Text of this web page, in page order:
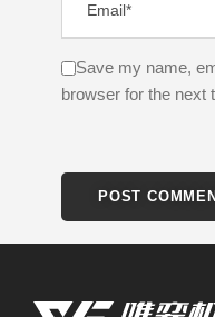
Save my name,
browser for the next